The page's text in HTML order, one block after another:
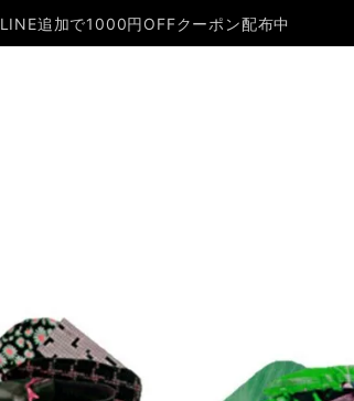
LINE追加で1000円OFFクーポン配布中